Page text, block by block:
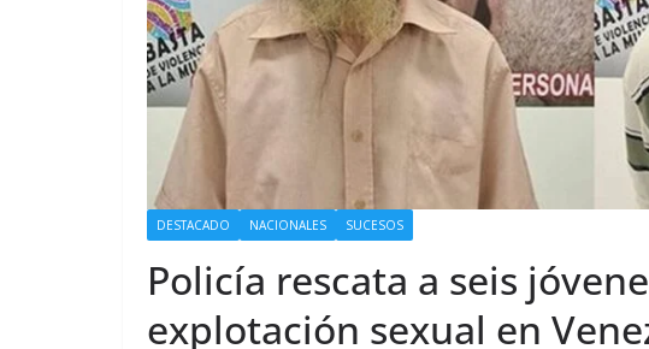
DESTACADO NACIONALES SUCESOS
Policía rescata a seis
explotación sexual en